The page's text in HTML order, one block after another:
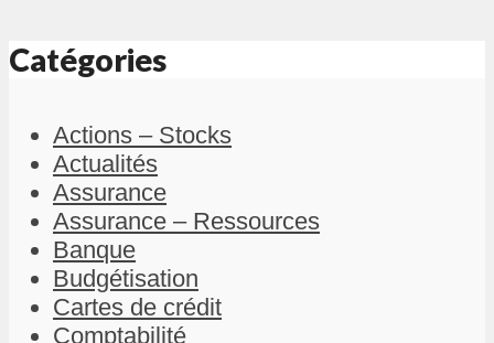
Catégories
Actions – Stocks
Actualités
Assurance
Assurance – Ressources
Banque
Budgétisation
Cartes de crédit
Comptabilité